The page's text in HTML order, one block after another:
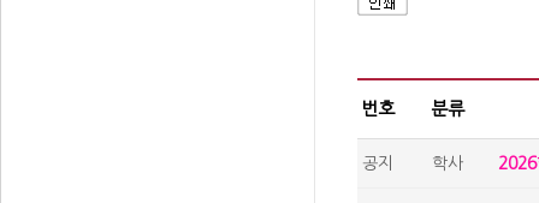
번호 분류
공지 학사 2026